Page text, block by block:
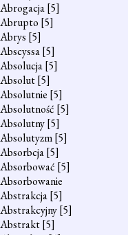
Abrogacja[5]
Abrupto [5]
Abrys [5]
Abscyssa[5]
Absolucja[5]
Absolut[5]
Absolutnie [5]
Absolutność [5]
Absolutny[5]
Absolutyzm[5]
Absorbcja[5]
Absorbować [5]
Absorbowanie
Abstrakcja[5]
Abstrakcyjny[5]
Abstrakt[5]